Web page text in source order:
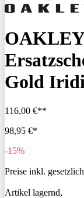
Gold
116,00 €**
98,95 €*
-15%
Preise inkl.
Artikel lagernd,